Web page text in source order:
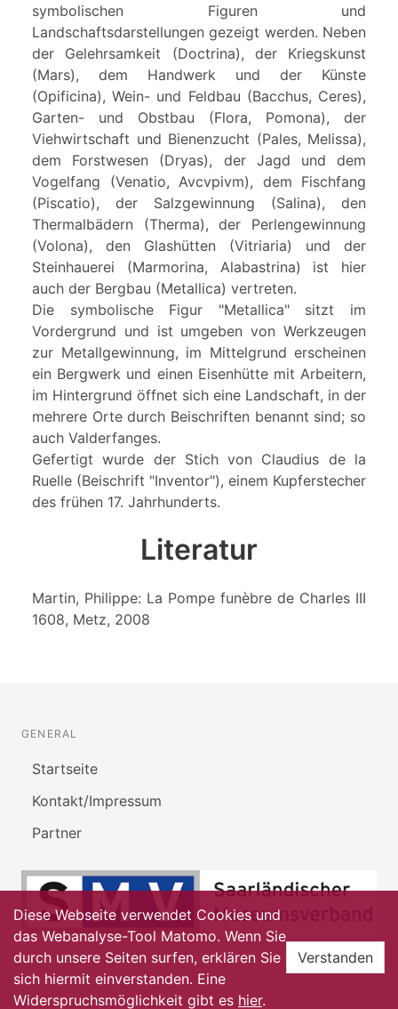
symbolischen Figuren und
Landschaftsdarstellungen gezeigt werden. Neben
der Gelehrsamkeit (Doctrina), der Kriegskunst
(Mars), dem Handwerk und der Künste
(Opificina), Wein- und Feldbau (Bacchus, Ceres),
Garten- und Obstbau (Flora, Pomona), der
Viehwirtschaft und Bienenzucht (Pales, Melissa),
dem Forstwesen (Dryas), der Jagd und dem
Vogelfang (Venatio, Avcvpivm), dem Fischfang
(Piscatio), der Salzgewinnung (Salina), den
Thermalbädern (Therma), der Perlengewinnung
(Volona), den Glashütten (Vitriaria) und der
Steinhauerei (Marmorina, Alabastrina) ist hier
auch der Bergbau (Metallica) vertreten.
Die symbolische Figur "Metallica" sitzt im
Vordergrund und ist umgeben von Werkzeugen
zur Metallgewinnung, im Mittelgrund erscheinen
ein Bergwerk und einen Eisenhütte mit Arbeitern,
im Hintergrund öffnet sich eine Landschaft, in der
mehrere Orte durch Beischriften benannt sind; so
auch Valderfanges.
Gefertigt wurde der Stich von Claudius de la
Ruelle (Beischrift "Inventor"), einem Kupferstecher
des frühen 17. Jahrhunderts.
Literatur
Martin, Philippe: La Pompe funèbre de Charles III
1608, Metz, 2008
GENERAL
Startseite
Kontakt/Impressum
Partner
Diese Webseite verwendet Cookies und
das Webanalyse-Tool Matomo. Wenn Sie
durch unsere Seiten surfen, erklären Sie
sich hiermit einverstanden. Eine
Widerspruchsmöglichkeit gibt es hier.
Verstanden